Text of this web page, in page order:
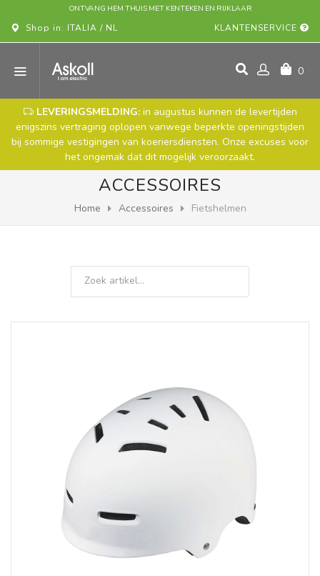
ONTVANG HEM THUIS MET KENTEKEN EN RIJKLAAR
Shop in: ITALIA / NL KLANTENSERVICE
0
LEVERINGSMELDING:in augustus kunnen de levertijden
enigszins vertraging oplopen vanwege beperkte openingstijden
bij sommige vestigingen van koeriersdiensten. Onze excuses voor
het ongemak dat dit mogelijk veroorzaakt.
ACCESSOIRES
Home Accessoires Fietshelmen